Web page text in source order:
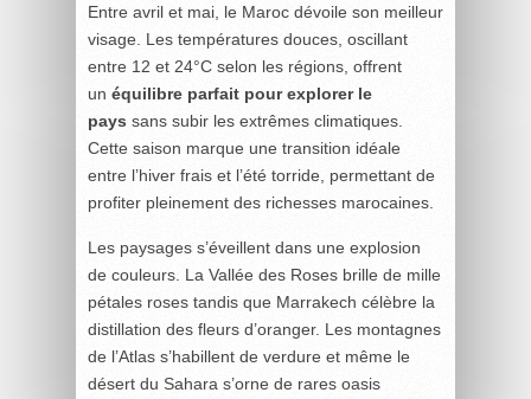
Entre avril et mai, le Maroc dévoile son meilleur
visage. Les températures douces, oscillant
entre 12 et 24°C selon les régions, offrent
un équilibre parfait pour explorer le
pays sans subir les extrêmes climatiques.
Cette saison marque une transition idéale
entre l’hiver frais et l’été torride, permettant de
profiter pleinement des richesses marocaines.
Les paysages s’éveillent dans une explosion
de couleurs. La Vallée des Roses brille de mille
pétales roses tandis que Marrakech célèbre la
distillation des fleurs d’oranger. Les montagnes
de l’Atlas s’habillent de verdure et même le
désert du Sahara s’orne de rares oasis